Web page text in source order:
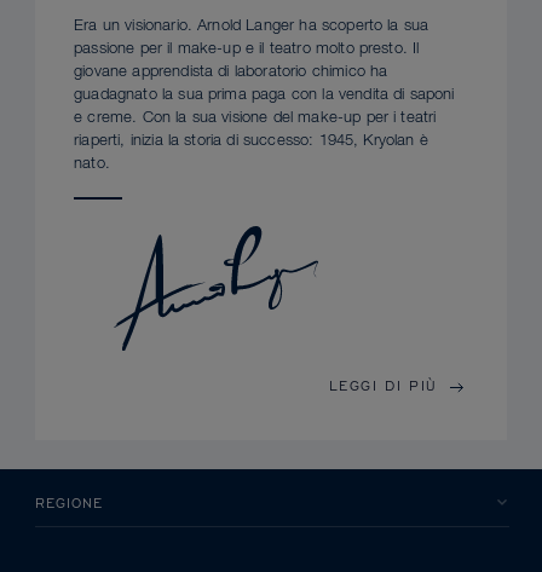
Era un visionario. Arnold Langer ha scoperto la sua
passione per il make-up e il teatro molto presto. Il
giovane apprendista di laboratorio chimico ha
guadagnato la sua prima paga con la vendita di saponi
e creme. Con la sua visione del make-up per i teatri
riaperti, inizia la storia di successo: 1945, Kryolan è
nato.
LEGGI DI PIÙ
REGIONE